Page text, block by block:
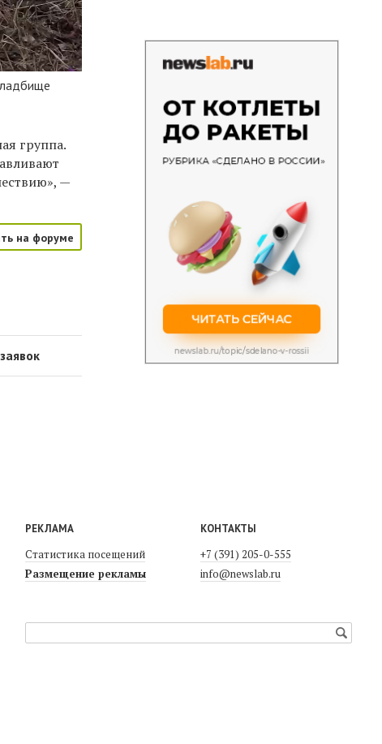
группа.
—
на форуме
РЕКЛАМА
Статистика посещений
Размещение рекламы
КОНТАКТЫ
+7 (391) 205-0-555
info@newslab.ru